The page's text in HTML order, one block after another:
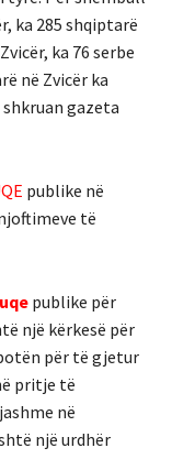
ka 285 shqiptarë
ka 76 serbe
në Zvicër ka
gazeta
publike në
të
publike për
një kërkesë për
për të gjetur
pritje të
në
një urdhër